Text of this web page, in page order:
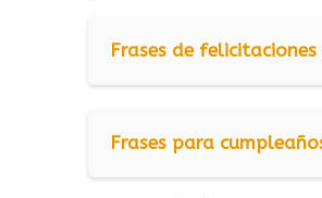
Frases de felicitaciones
Frases para